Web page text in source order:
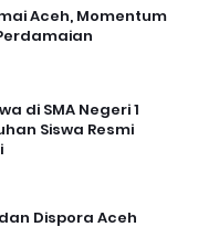
Aceh, Momentum
di SMA Negeri 1
Siswa Resmi
Dispora Aceh